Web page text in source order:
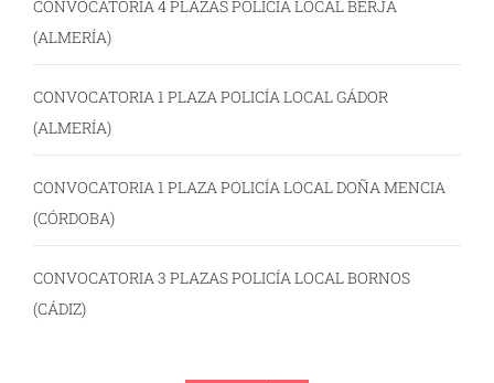
CONVOCATORIA 4 PLAZAS POLICÍA LOCAL BERJA
(ALMERÍA)
CONVOCATORIA 1 PLAZA POLICÍA LOCAL GÁDOR
(ALMERÍA)
CONVOCATORIA 1 PLAZA POLICÍA LOCAL DOÑA MENCIA
(CÓRDOBA)
CONVOCATORIA 3 PLAZAS POLICÍA LOCAL BORNOS
(CÁDIZ)